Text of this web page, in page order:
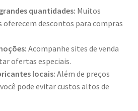
quantidades: Muitos
oferecem descontos para compras
Acompanhe sites de venda
ofertas especiais.
locais: Além de preços
pode evitar custos altos de